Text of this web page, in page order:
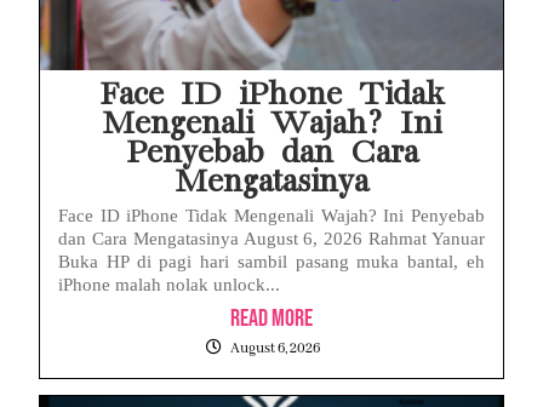
Face ID iPhone Tidak
Mengenali Wajah? Ini
Penyebab dan Cara
Mengatasinya
Face ID iPhone Tidak Mengenali Wajah? Ini Penyebab
dan Cara Mengatasinya August 6, 2026 Rahmat Yanuar
Buka HP di pagi hari sambil pasang muka bantal, eh
iPhone malah nolak unlock...
Read More
August 6, 2026